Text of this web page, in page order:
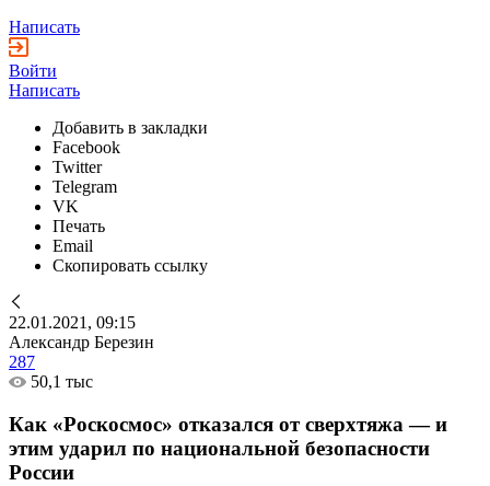
Написать
Войти
Написать
Добавить в закладки
Facebook
Twitter
Telegram
VK
Печать
Email
Скопировать ссылку
22.01.2021, 09:15
Александр Березин
287
50,1 тыс
Как «Роскосмос» отказался от сверхтяжа — и
этим ударил по национальной безопасности
России